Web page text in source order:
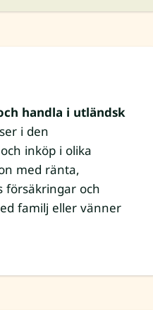
handla i utländsk
i den
inköp i olika
med ränta,
försäkringar och
familj eller vänner